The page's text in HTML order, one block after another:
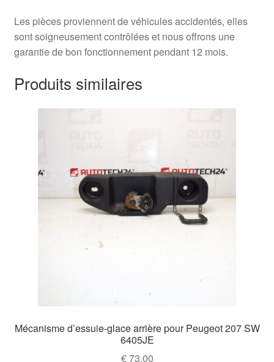
Les pièces proviennent de véhicules accidentés, elles
sont soigneusement contrôlées et nous offrons une
garantie de bon fonctionnement pendant 12 mois.
Produits similaires
Mécanisme d’essuie-glace arrière pour Peugeot 207 SW
6405JE
€73,00